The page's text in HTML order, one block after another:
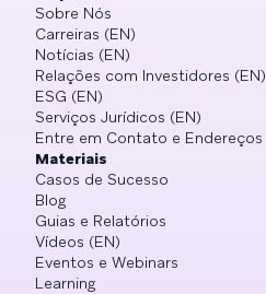
Sobre Nós
Carreiras (EN)
Notícias (EN)
Relações com Investidores (EN)
ESG (EN)
Serviços Jurídicos (EN)
Entre em Contato e Endereços
Materiais
Casos de Sucesso
Blog
Guias e Relatórios
Vídeos (EN)
Eventos e Webinars
Learning